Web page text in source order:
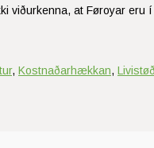
viðurkenna, at Føroyar eru
, Kostnaðarhækkan,